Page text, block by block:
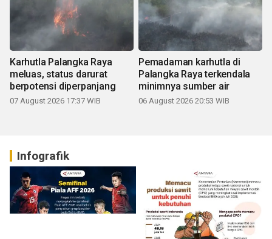
Karhutla Palangka Raya
meluas, status darurat
berpotensi diperpanjang
07 August 2026 17:37 WIB
Pemadaman karhutla di
Palangka Raya terkendala
minimnya sumber air
06 August 2026 20:53 WIB
Infografik